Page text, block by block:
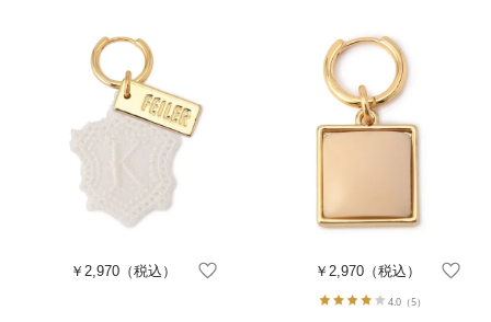
￥2,970 （税込） ￥2,970（税込）
4.0（5）